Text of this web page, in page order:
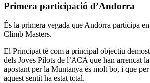
Primera participació d’Andorra
És la primera vegada que Andorra participa
Climb Masters.
El Principat té com a principal objectiu
dels Joves Pilots de l’ACA que han arrencat
apostant per la Muntanya és molt bo, i que per
aquest sentit ha estat total.